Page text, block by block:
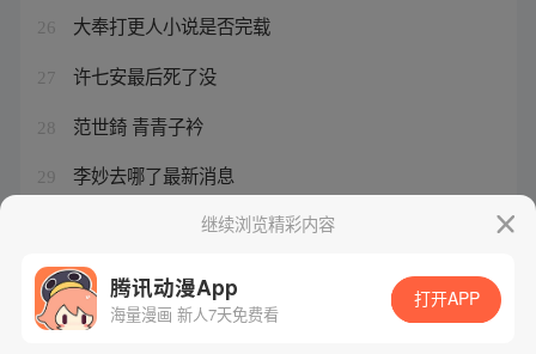
26 大奉打更人小说是否完载
27 许七安最后死了没
28 范世錡 青青子衿
29 李妙去哪了最新消息
张艺凡范世琦在一起了吗继续浏览精彩内容
腾讯动漫App
海量漫画 新人7天免费看
打开APP